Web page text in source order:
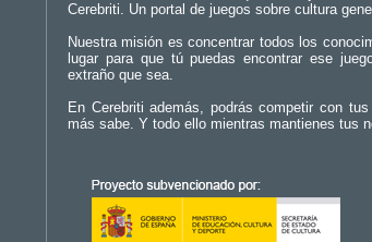
Cerebriti. Un portal de juegos sobre cultura
Nuestra misión es concentrar todos los
lugar para que tú puedas encontrar ese
extraño que sea.
En Cerebriti además, podrás competir con
más sabe. Y todo ello mientras mantienes tus